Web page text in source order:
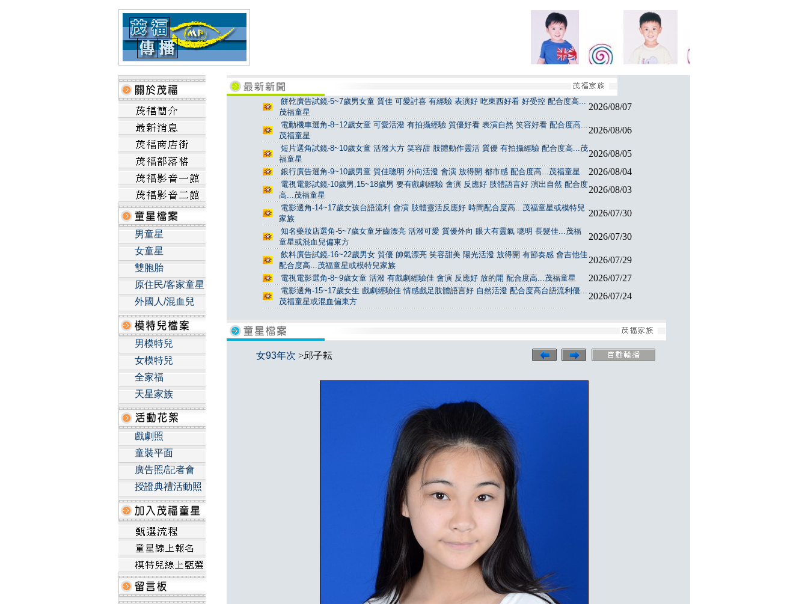
男童星
女童星
雙胞胎
原住民/客家童星
外國人/混血兒
男模特兒
女模特兒
全家福
天星家族
戲劇照
童裝平面
廣告照/記者會
授證典禮活動照
餅乾廣告試鏡-5~7歲男女童 質佳 可愛討喜 有經驗 表演好 吃東西好看 好受控 配合度高...
茂福童星
2026/08/07
電動機車選角-8~12歲女童 可愛活潑 有拍攝經驗 質優好看 表演自然 笑容好看 配合度高...
茂福童星
2026/08/06
短片選角試鏡-8~10歲女童 活潑大方 笑容甜 肢體動作靈活 質優 有拍攝經驗 配合度高...茂
福童星
2026/08/05
銀行廣告選角-9~10歲男童 質佳聰明 外向活潑 會演 放得開 都市感 配合度高...茂福童星 2026/08/04
電視電影試鏡-10歲男,15~18歲男 要有戲劇經驗 會演 反應好 肢體語言好 演出自然 配合度
高...茂福童星
2026/08/03
電影選角-14~17歲女孩台語流利 會演 肢體靈活反應好 時間配合度高...茂福童星或模特兒
家族
2026/07/30
知名藥妝店選角-5~7歲女童牙齒漂亮 活潑可愛 質優外向 眼大有靈氣 聰明 長髮佳...茂福
童星或混血兒偏東方
2026/07/30
飲料廣告試鏡-16~22歲男女 質優 帥氣漂亮 笑容甜美 陽光活潑 放得開 有節奏感 會吉他佳
配合度高...茂福童星或模特兒家族
2026/07/29
電視電影選角-8~9歲女童 活潑 有戲劇經驗佳 會演 反應好 放的開 配合度高...茂福童星 2026/07/27
電影選角-15~17歲女生 戲劇經驗佳 情感戲足肢體語言好 自然活潑 配合度高台語流利優...
茂福童星或混血偏東方
2026/07/24
女93年次 >邱子耘